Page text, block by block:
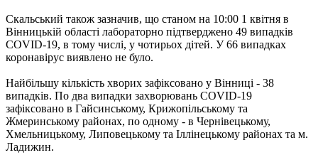
Скальський також зазначив, що станом на 10:00 1 квітня в
Вінницькій області лабораторно підтверджено 49 випадків
СOVID-19, в тому числі, у чотирьох дітей. У 66 випадках
коронавірус виявлено не було.
Найбільшу кількість хворих зафіксовано у Вінниці - 38
випадків. По два випадки захворювань СOVID-19
зафіксовано в Гайсинському, Крижопільському та
Жмеринському районах, по одному - в Чернівецькому,
Хмельницькому, Липовецькому та Іллінецькому районах та м.
Ладижин.